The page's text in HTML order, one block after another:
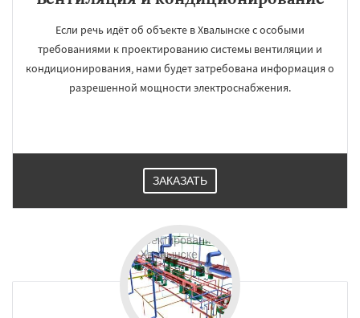
Если речь идёт об объекте в Хвалынске с особыми
требованиями к проектированию системы вентиляции и
кондиционирования, нами будет затребована информация о
разрешенной мощности электроснабжения.
ЗАКАЗАТЬ